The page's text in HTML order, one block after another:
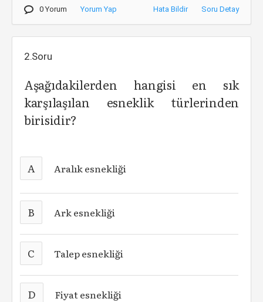
0 Yorum Yorum Yap Hata Bildir Soru Detay
2.Soru
Aşağıdakilerden hangisi en sık
karşılaşılan esneklik türlerinden
birisidir?
A Aralık esnekliği
B Ark esnekliği
C Talep esnekliği
D Fiyat esnekliği